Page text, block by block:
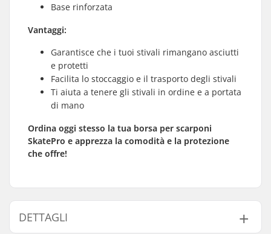
Base rinforzata
Vantaggi:
Garantisce che i tuoi stivali rimangano asciutti
e protetti
Facilita lo stoccaggio e il trasporto degli stivali
Ti aiuta a tenere gli stivali in ordine e a portata
di mano
Ordina oggi stesso la tua borsa per scarponi
SkatePro e apprezza la comodità e la protezione
che offre!
DETTAGLI